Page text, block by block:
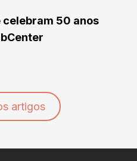
celebram 50 anos
artigos